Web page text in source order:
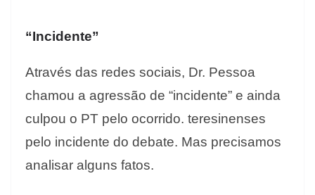
“Incidente”
Através das redes sociais, Dr. Pessoa
chamou a agressão de “incidente” e ainda
culpou o PT pelo ocorrido. teresinenses
pelo incidente do debate. Mas precisamos
analisar alguns fatos.